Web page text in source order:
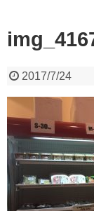
2017/7/24